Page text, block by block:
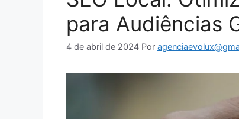
para Audiências
4 de abril de 2024 Por